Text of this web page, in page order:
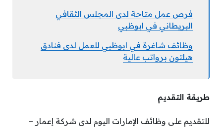
فرص عمل متاحة لدى المجلس الثقافي
البريطاني في ابوظبي
وظائف شاغرة في ابوظبي للعمل لدى فنادق
هيلتون برواتب عالية
طريقة التقديم
للتقديم على وظائف الإمارات اليوم لدى شركة إعمار –